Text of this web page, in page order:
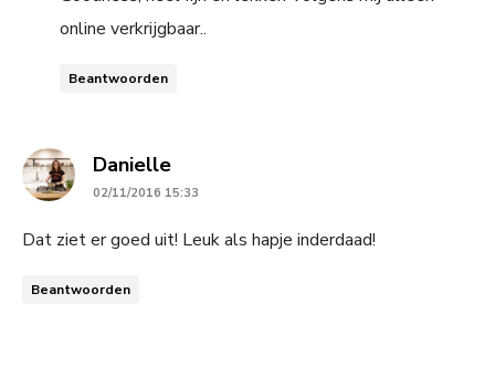
online verkrijgbaar..
Beantwoorden
Daniellesays:
02/11/2016 15:33
Dat ziet er goed uit! Leuk als hapje inderdaad!
Beantwoorden